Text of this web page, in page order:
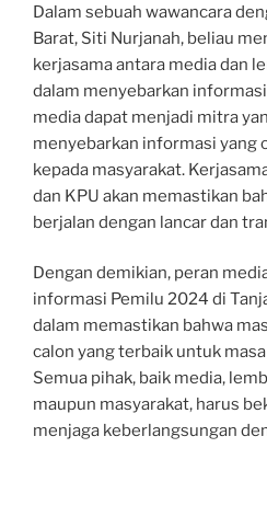
Dalam sebuah wawancara
Barat, Siti Nurjanah, beliau
kerjasama antara media dan
dalam menyebarkan
media dapat menjadi mitra
menyebarkan informasi yang
kepada masyarakat.
dan KPU akan memastikan
berjalan dengan lancar dan
Dengan demikian, peran
informasi Pemilu 2024 di
dalam memastikan bahwa
calon yang terbaik untuk
Semua pihak, baik media,
maupun masyarakat, harus
menjaga keberlangsungan